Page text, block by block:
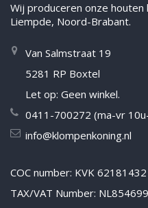
Wij produceren onze houten
Liempde, Noord-Brabant.
Van Salmstraat 19
5281 RP Boxtel
Let op: Geen winkel.
0411-700272 (ma-vr
info@klompenkoning.nl
COC number: KVK 62181432
TAX/VAT Number: